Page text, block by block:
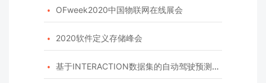
 OFweek2020中国物联网在线展会
 2020软件定义存储峰会
 基于INTERACTION数据集的自动驾驶预测模型挑战赛